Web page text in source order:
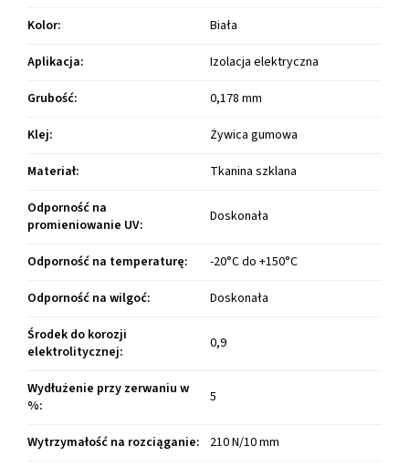
Kolor:
Biała
Aplikacja:
Izolacja elektryczna
Grubość:
0,178 mm
Klej:
Żywica gumowa
Materiał:
Tkanina szklana
Odporność na
promieniowanie UV: Doskonała
Odporność na temperaturę:
-20°C do +150°C
Odporność na wilgoć:
Doskonała
Środek do korozji
elektrolitycznej: 0,9
Wydłużenie przy zerwaniu w
%: 5
Wytrzymałość na rozciąganie: 210 N/10 mm